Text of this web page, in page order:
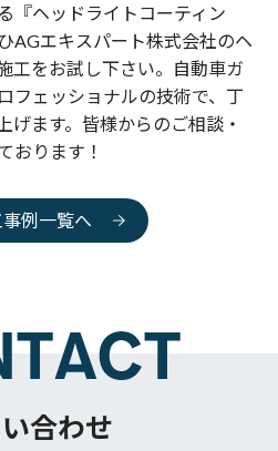
『ヘッドライトコーティン
AGエキスパート株式会社のヘ
工をお試し下さい。自動車ガ
フェッショナルの技術で、丁
げます。皆様からのご相談・
おります！
例一覧へ
合わせ